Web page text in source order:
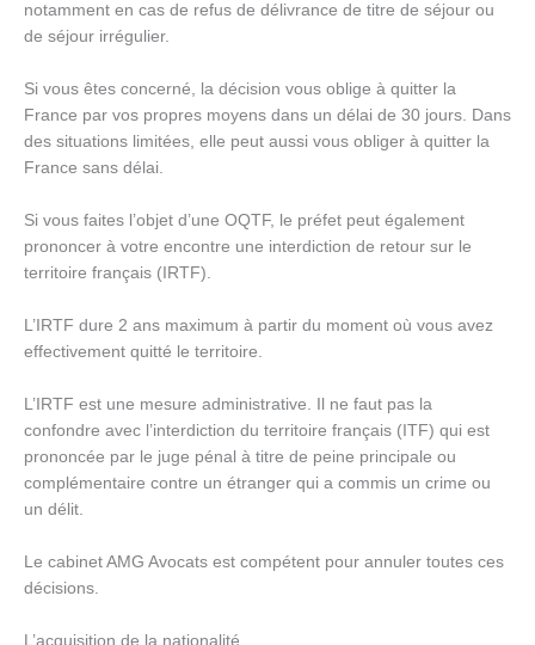
notamment en cas de refus de délivrance de titre de séjour ou
de séjour irrégulier.
Si vous êtes concerné, la décision vous oblige à quitter la
France par vos propres moyens dans un délai de 30 jours. Dans
des situations limitées, elle peut aussi vous obliger à quitter la
France sans délai.
Si vous faites l’objet d’une OQTF, le préfet peut également
prononcer à votre encontre une interdiction de retour sur le
territoire français (IRTF).
L’IRTF dure 2 ans maximum à partir du moment où vous avez
effectivement quitté le territoire.
L’IRTF est une mesure administrative. Il ne faut pas la
confondre avec l’interdiction du territoire français (ITF) qui est
prononcée par le juge pénal à titre de peine principale ou
complémentaire contre un étranger qui a commis un crime ou
un délit.
Le cabinet AMG Avocats est compétent pour annuler toutes ces
décisions.
L’acquisition de la nationalité